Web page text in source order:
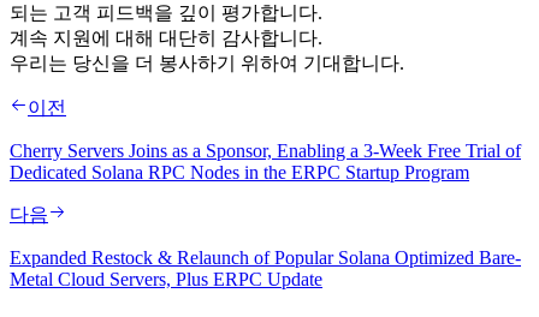
되는 고객 피드백을 깊이 평가합니다.
계속 지원에 대해 대단히 감사합니다.
우리는 당신을 더 봉사하기 위하여 기대합니다.
이전
Cherry Servers Joins as a Sponsor, Enabling a 3-Week Free Trial of
Dedicated Solana RPC Nodes in the ERPC Startup Program
다음
Expanded Restock & Relaunch of Popular Solana Optimized Bare-
Metal Cloud Servers, Plus ERPC Update